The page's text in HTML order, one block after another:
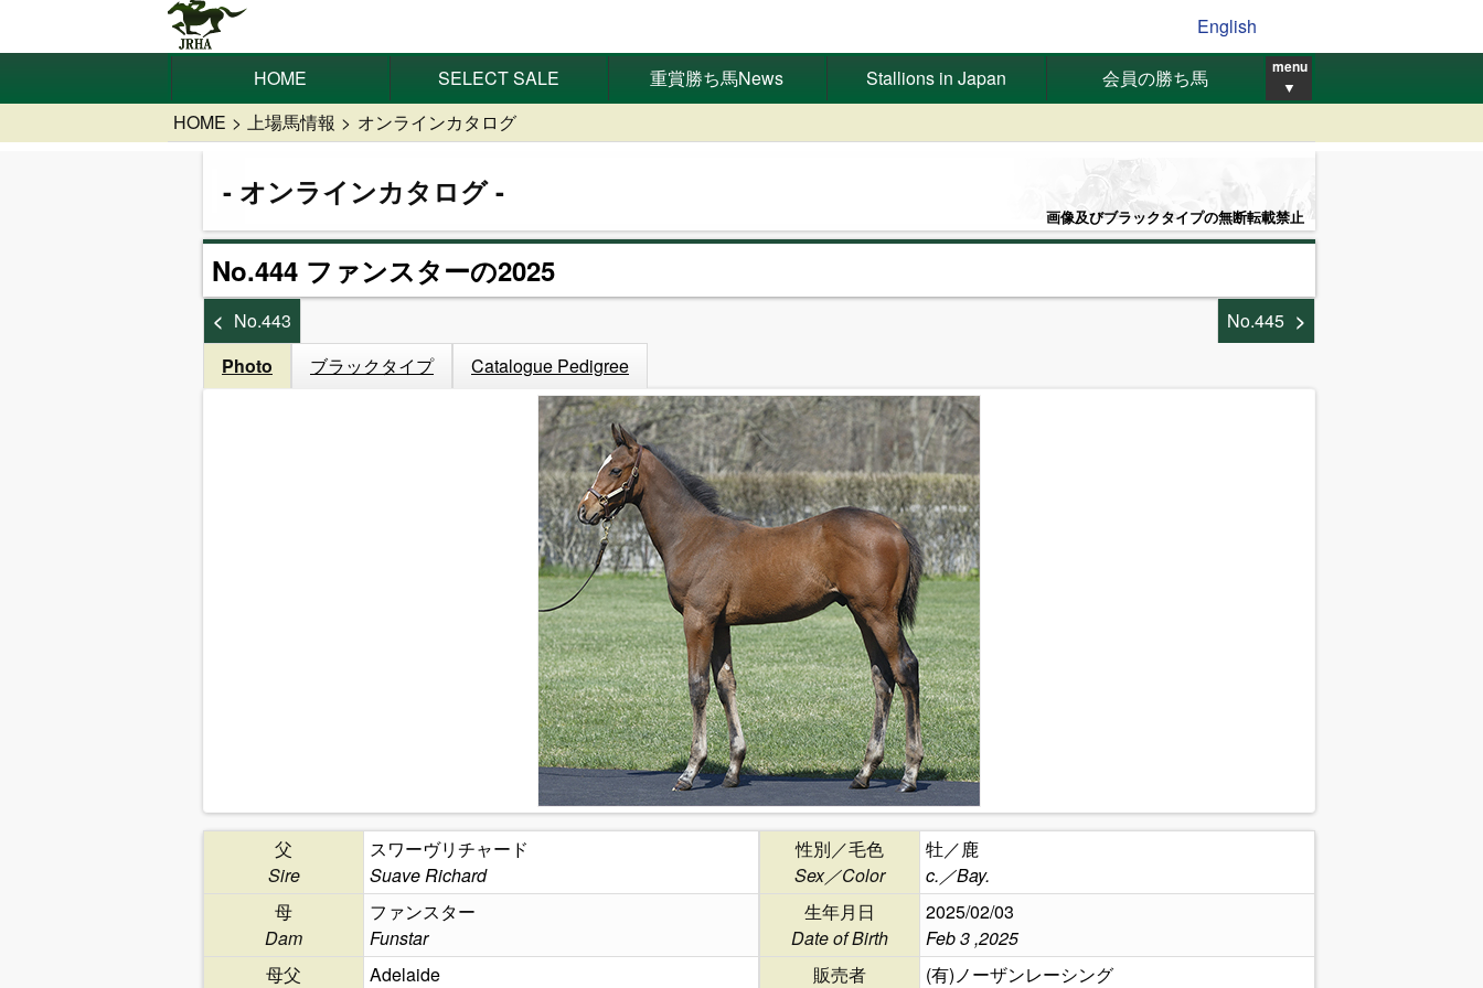
English
HOME SELECT SALE 重賞勝ち馬News Stallions in Japan 会員の勝ち馬 menu
▼
HOME 上場馬情報 オンラインカタログ
オンラインカタログ
画像及びブラックタイプの無断転載禁止
No.444 ファンスターの2025
No.443
No.445
Photo
ブラックタイプ Catalogue Pedigree
父
Sire
スワーヴリチャード
Suave Richard
母
Dam
ファンスター
Funstar
母父
Adelaide
性別／毛色
Sex／Color
牡／鹿
c.／Bay.
生年月日
Date of Birth
2025/02/03
Feb 3 ,2025
販売者
(有)ノーザンレーシング